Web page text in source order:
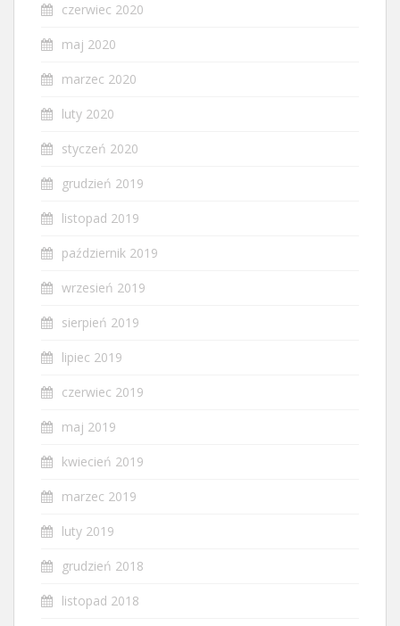
czerwiec 2020
maj 2020
marzec 2020
luty 2020
styczeń 2020
grudzień 2019
listopad 2019
październik 2019
wrzesień 2019
sierpień 2019
lipiec 2019
czerwiec 2019
maj 2019
kwiecień 2019
marzec 2019
luty 2019
grudzień 2018
listopad 2018